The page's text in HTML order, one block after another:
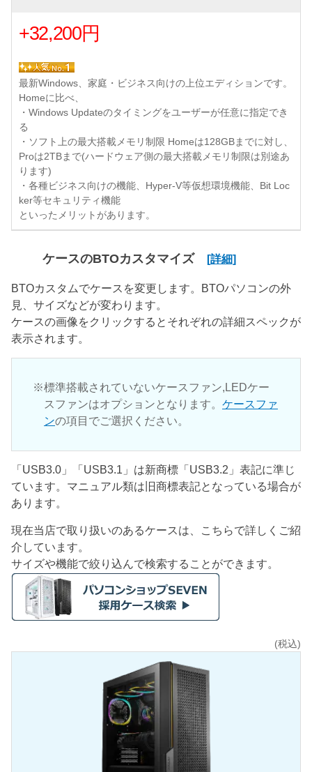
+32,200円
最新Windows、家庭・ビジネス向けの上位エディションです。
Homeに比べ、
・Windows Updateのタイミングをユーザーが任意に指定でき
る
・ソフト上の最大搭載メモリ制限 Homeは128GBまでに対し、
Proは2TBまで(ハードウェア側の最大搭載メモリ制限は別途あ
ります)
・各種ビジネス向けの機能、Hyper-V等仮想環境機能、Bit Loc
ker等セキュリティ機能
といったメリットがあります。
ケースのBTOカスタマイズ [詳細]
BTOカスタムでケースを変更します。BTOパソコンの外
見、サイズなどが変わります。
ケースの画像をクリックするとそれぞれの詳細スペックが
表示されます。
標準搭載されていないケースファン,LEDケー
スファンはオプションとなります。 ケースファ
ンの項目でご選択ください。
「USB3.0」「USB3.1」は新商標「USB3.2」表記に準じ
ています。マニュアル類は旧商標表記となっている場合が
あります。
現在当店で取り扱いのあるケースは、こちらで詳しくご紹
介しています。
サイズや機能で絞り込んで検索することができます。
(税込)